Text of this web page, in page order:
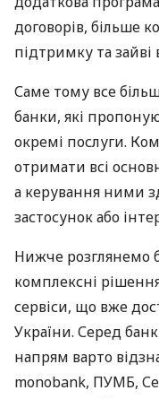
договорів, більше
підтримку та зайві
Саме тому все
банки, які
окремі послуги.
отримати всі
а керування ними
застосунок або
Нижче розглянемо
комплексні
сервіси, що вже
України. Серед
напрям варто
monobank, ПУМБ,